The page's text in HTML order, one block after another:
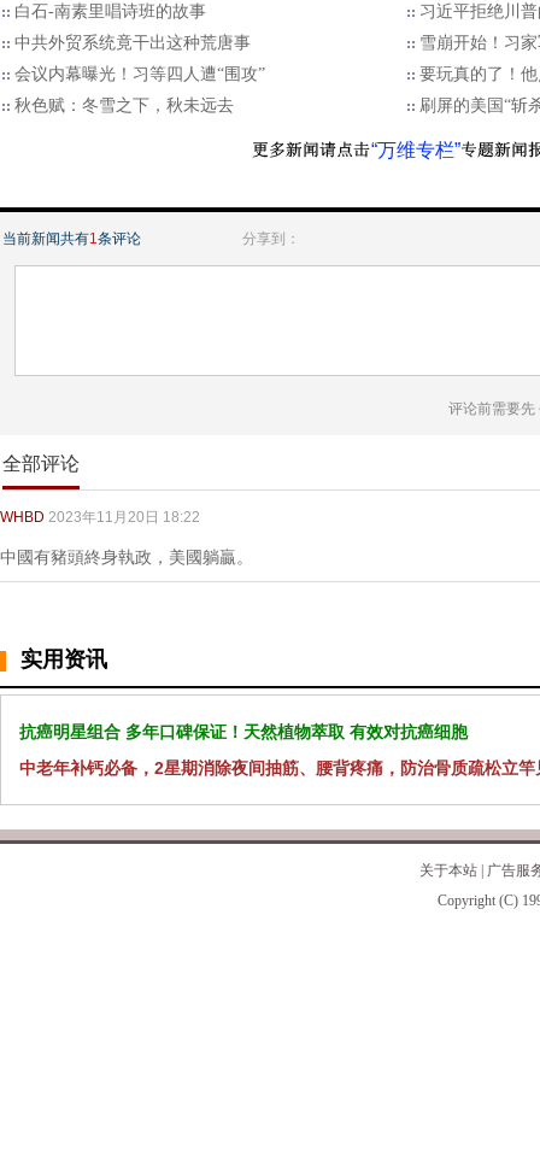
白石-南素里唱诗班的故事
习近平拒绝川普
中共外贸系统竟干出这种荒唐事
雪崩开始！习
会议内幕曝光！习等四人遭“围攻”
要玩真的了！
秋色赋：冬雪之下，秋未远去
刷屏的美国“斩
“万维专栏”
当前新闻共有1条评论 分享到：
评论前需要先
全部评论
WHBD 2023年11月20日 18:22
中國有豬頭終身執政，美國躺贏。
实用资讯
抗癌明星组合 多年口碑保证！天然植物萃取 有效对抗癌细胞
中老年补钙必备，2星期消除夜间抽筋、腰背疼痛，防治骨质疏松立竿
关于本站
广告服
Copyright (C)